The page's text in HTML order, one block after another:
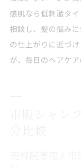
感肌なら低刺激タ
相談し、髪の悩み
の仕上がりに近づ
が、毎日のヘアケア